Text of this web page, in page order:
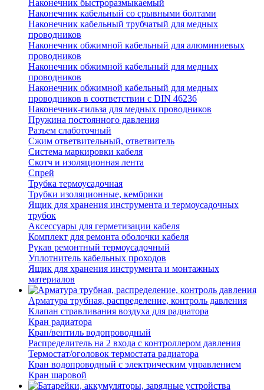
Наконечник быстроразмыкаемый
Наконечник кабельный со срывными болтами
Наконечник кабельный трубчатый для медных
проводников
Наконечник обжимной кабельный для алюминиевых
проводников
Наконечник обжимной кабельный для медных
проводников
Наконечник обжимной кабельный для медных
проводников в соответствии с DIN 46236
Наконечник-гильза для медных проводников
Пружина постоянного давления
Разъем слаботочный
Сжим ответвительный, ответвитель
Система маркировки кабеля
Скотч и изоляционная лента
Спрей
Трубка термоусадочная
Трубки изоляционные, кембрики
Ящик для хранения инструмента и термоусадочных
трубок
Аксессуары для герметизации кабеля
Комплект для ремонта оболочки кабеля
Рукав ремонтный термоусадочный
Уплотнитель кабельных проходов
Ящик для хранения инструмента и монтажных
материалов
Арматура трубная, распределение, контроль давления
Клапан стравливания воздуха для радиатора
Кран радиатора
Кран/вентиль водопроводный
Распределитель на 2 входа с контроллером давления
Термостат/оголовок термостата радиатора
Кран водопроводный с электрическим управлением
Кран шаровой